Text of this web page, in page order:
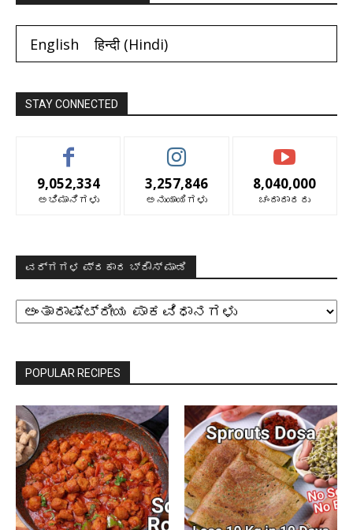
English हिन्दी(Hindi)
STAY CONNECTED
9,052,334
ಅಭಿಮಾನಿಗಳು
3,257,846
ಅನುಯಾಯಿಗಳು
8,040,000
ಚಂದಾದಾರರು
ವರ್ಗಗಳ ಪ್ರಕಾರ ಬ್ರೌಸ್ ಮಾಡಿ
ವರ್ಗಗಳ
ಪ್ರಕಾರ
ಬ್ರೌಸ್
POPULAR RECIPES